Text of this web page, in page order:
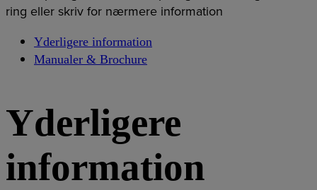
ring eller skriv for nærmere information
Yderligere information
Manualer & Brochure
Yderligere
information